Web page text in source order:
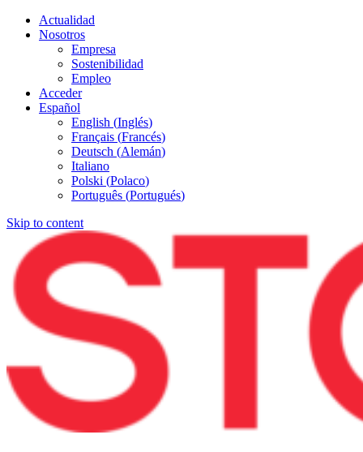
Actualidad
Nosotros
Empresa
Sostenibilidad
Empleo
Acceder
Español
English (Inglés)
Français (Francés)
Deutsch (Alemán)
Italiano
Polski (Polaco)
Português (Portugués)
Skip to content